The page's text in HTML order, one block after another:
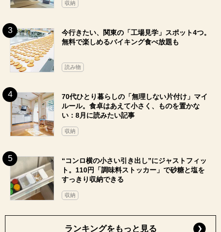
収納
今行きたい、関東の「工場見学」スポット4つ。
無料で楽しめるバイキング食べ放題も
読み物
70代ひとり暮らしの「無理しない片付け」マイ
ルール。食卓はあえて小さく、ものを置かな
い：8月に読みたい記事
収納
“コンロ横の小さい引き出し”にジャストフィッ
ト。110円「調味料ストッカー」で砂糖と塩を
すっきり収納できる
収納
ランキングをもっと見る